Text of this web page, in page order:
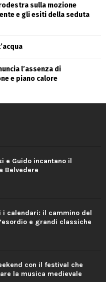
sulla mozione
e gli esiti della seduta
l’assenza di
e piano calore
e Guido incantano il
Belvedere
i calendari: il cammino del
e grandi classiche
con il festival che
la musica medievale